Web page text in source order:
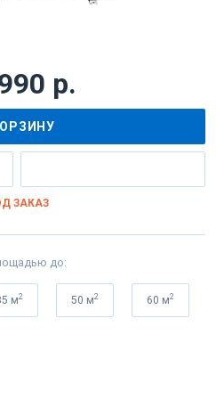
р.
ЗАКАЗ
до:
м2 50 м2 60 м2